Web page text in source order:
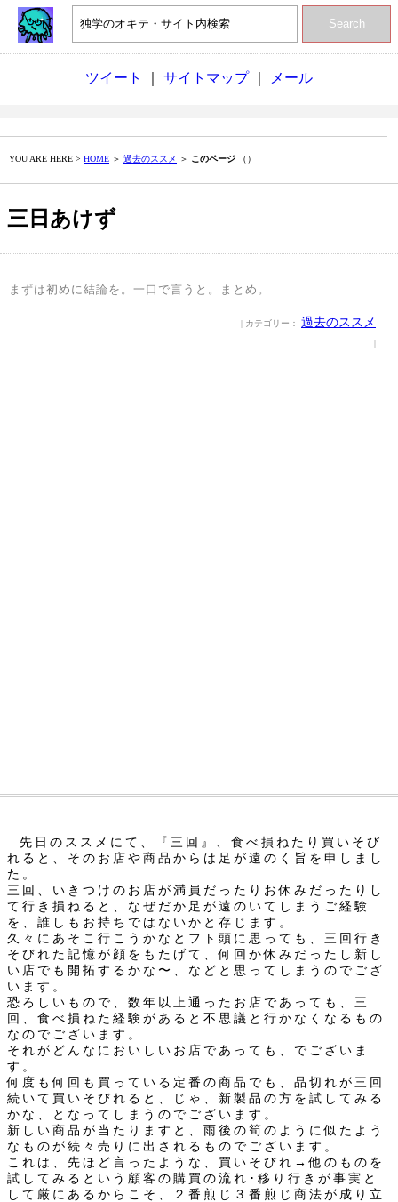
Search
ツイート サイトマップ｜ メール
YOU ARE HERE > HOME ＞ 過去のススメ ＞ このページ （）
三日あけず
まずは初めに結論を。一口で言うと。まとめ。
| カテゴリー： 過去のススメ
|
先日のススメにて、『三回』、食べ損ねたり買いそび
れると、そのお店や商品からは足が遠のく旨を申しまし
た。
三回、いきつけのお店が満員だったりお休みだったりし
て行き損ねると、なぜだか足が遠のいてしまうご経験
を、誰しもお持ちではないかと存じます。
久々にあそこ行こうかなとフト頭に思っても、三回行き
そびれた記憶が顔をもたげて、何回か休みだったし新し
い店でも開拓するかな〜、などと思ってしまうのでござ
います。
恐ろしいもので、数年以上通ったお店であっても、三
回、食べ損ねた経験があると不思議と行かなくなるもの
なのでございます。
それがどんなにおいしいお店であっても、でございま
す。
何度も何回も買っている定番の商品でも、品切れが三回
続いて買いそびれると、じゃ、新製品の方を試してみる
かな、となってしまうのでございます。
新しい商品が当たりますと、雨後の筍のように似たよう
なものが続々売りに出されるものでございます。
これは、先ほど言ったような、買いそびれ→他のものを
試してみるという顧客の購買の流れ･移り行きが事実と
して厳にあるからこそ、２番煎じ３番煎じ商法が成り立